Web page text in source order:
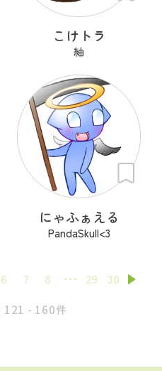
こけトラ
紬
にゃふぁえる
PandaSkull<3
6 7 8 29 30
121 - 160件